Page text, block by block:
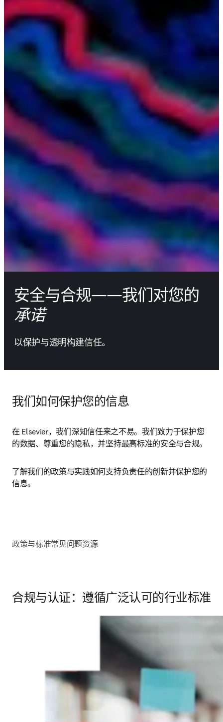
安全与合规——我们对您的
承诺
以保护与透明构建信任。
我们如何保护您的信息
在 Elsevier，我们深知信任来之不易。我们致力于保护您
的数据、尊重您的隐私，并坚持最高标准的安全与合规。
了解我们的政策与实践如何支持负责任的创新并保护您的
信息。
政策与标准常见问题资源
合规与认证：遵循广泛认可的行业标准